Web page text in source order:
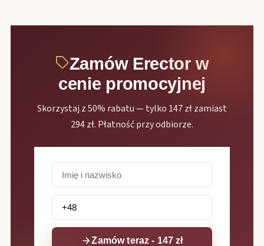
Zamów Erector w
cenie promocyjnej
Skorzystaj z 50% rabatu — tylko 147 zł zamiast
294 zł. Płatność przy odbiorze.
Zamów teraz - 147 zł